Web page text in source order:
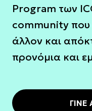
Program των
community που
άλλον και
προνόμια και
ΓΙΝΕ